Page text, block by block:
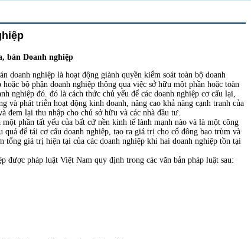
, bán Doanh nghiệp
doanh nghiệp là hoạt động giành quyền kiểm soát toàn bộ doanh
hoặc bộ phận doanh nghiệp thông qua việc sở hữu một phần hoặc toàn
nghiệp đó. đó là cách thức chủ yếu để các doanh nghiệp cơ cấu lại,
và phát triển hoạt động kinh doanh, nâng cao khả năng cạnh tranh của
đem lại thu nhập cho chủ sở hữu và các nhà đầu tư.
phần tất yếu của bất cứ nền kinh tế lành mạnh nào và là một công
quả để tái cơ cấu doanh nghiệp, tạo ra giá trị cho cổ đông bao trùm và
tổng giá trị hiện tại của các doanh nghiệp khi hai doanh nghiệp tồn tại
được pháp luật Việt Nam quy định trong các văn bản pháp luật sau: